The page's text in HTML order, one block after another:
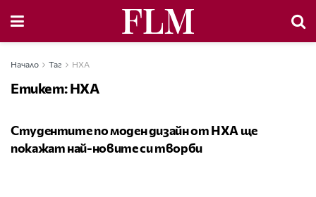
Начало Таг НХА
Етикет:НХА
Студентите по моден дизайн от НХА ще
покажат най-новите си творби